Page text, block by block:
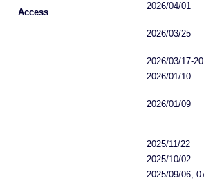
2026/04/01
2026/03/25
2026/03/17-
2026/01/10
2026/01/09
2025/11/22
2025/10/02
2025/09/06,
Access